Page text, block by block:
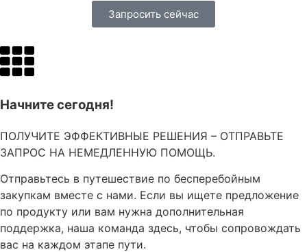
Запросить сейчас
Начните сегодня!
ПОЛУЧИТЕ ЭФФЕКТИВНЫЕ РЕШЕНИЯ – ОТПРАВЬТЕ
ЗАПРОС НА НЕМЕДЛЕННУЮ ПОМОЩЬ.
Отправьтесь в путешествие по бесперебойным
закупкам вместе с нами. Если вы ищете предложение
по продукту или вам нужна дополнительная
поддержка, наша команда здесь, чтобы сопровождать
вас на каждом этапе пути.